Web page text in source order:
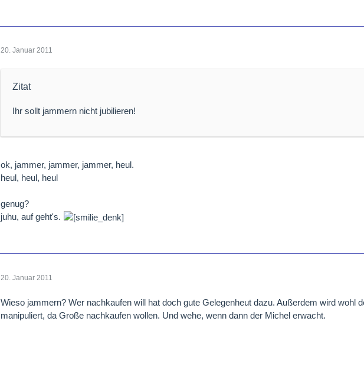
20. Januar 2011
Zitat
Ihr sollt jammern nicht jubilieren!
ok, jammer, jammer, jammer, heul.
heul, heul, heul
genug?
juhu, auf geht's.
20. Januar 2011
Wieso jammern? Wer nachkaufen will hat doch gute Gelegenheut dazu. Außerdem wird wohl
manipuliert, da Große nachkaufen wollen. Und wehe, wenn dann der Michel erwacht.